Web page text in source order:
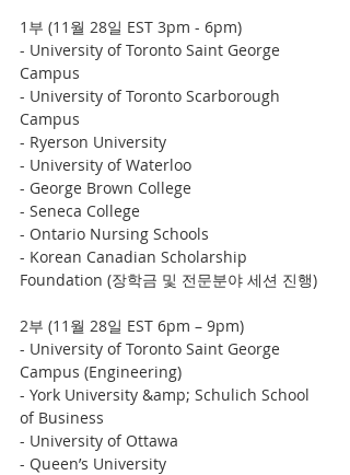
1부 (11월 28일 EST 3pm - 6pm)
- University of Toronto Saint George
Campus
- University of Toronto Scarborough
Campus
- Ryerson University
- University of Waterloo
- George Brown College
- Seneca College
- Ontario Nursing Schools
- Korean Canadian Scholarship
Foundation (장학금 및 전문분야 세션 진행)
2부 (11월 28일 EST 6pm – 9pm)
- University of Toronto Saint George
Campus (Engineering)
- York University &amp; Schulich School
of Business
- University of Ottawa
- Queen’s University